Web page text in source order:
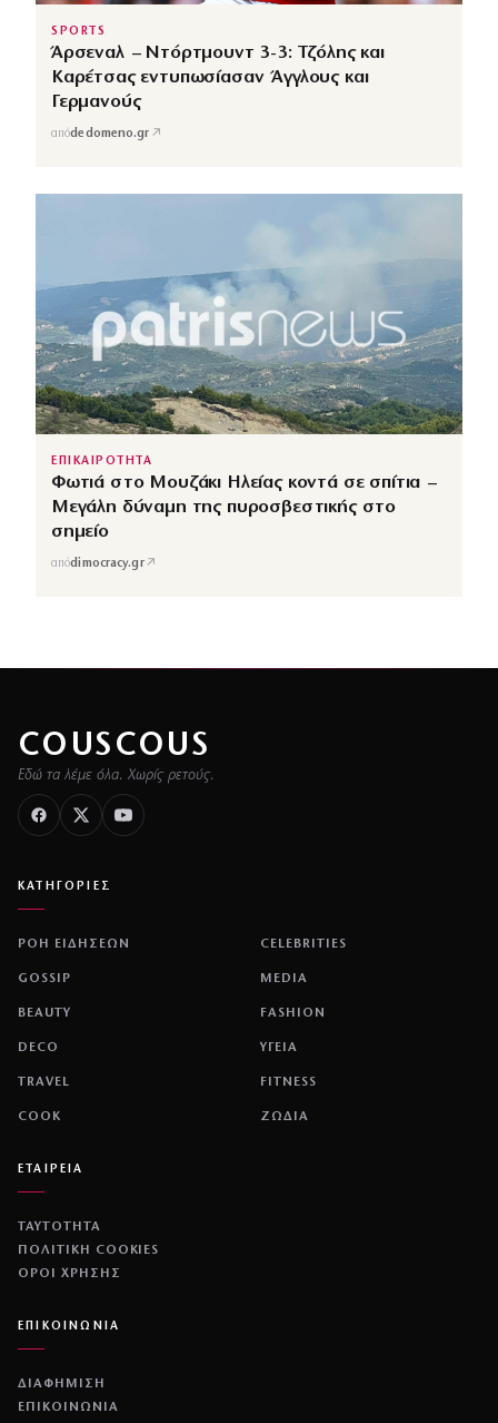
SPORTS
Άρσεναλ – Ντόρτμουντ 3-3: Τζόλης και
Καρέτσας εντυπωσίασαν Άγγλους και
Γερμανούς
απόdedomeno.gr ↗
ΕΠΙΚΑΙΡΟΤΗΤΑ
Φωτιά στο Μουζάκι Ηλείας κοντά σε σπίτια –
Μεγάλη δύναμη της πυροσβεστικής στο
σημείο
απόdimocracy.gr↗
COUSCOUS
Εδώ τα λέμε όλα. Χωρίς ρετούς.
ΚΑΤΗΓΟΡΙΕΣ
ΡΟΗ ΕΙΔΗΣΕΩΝ CELEBRITIES
GOSSIP MEDIA
BEAUTY FASHION
DECO ΥΓΕΙΑ
TRAVEL FITNESS
COOK ΖΩΔΙΑ
ΕΤΑΙΡΕΙΑ
ΤΑΥΤΟΤΗΤΑ
ΠΟΛΙΤΙΚΉ COOKIES
ΌΡΟΙ ΧΡΉΣΗΣ
ΕΠΙΚΟΙΝΩΝΙΑ
ΔΙΑΦΗΜΙΣΗ
ΕΠΙΚΟΙΝΩΝΙΑ